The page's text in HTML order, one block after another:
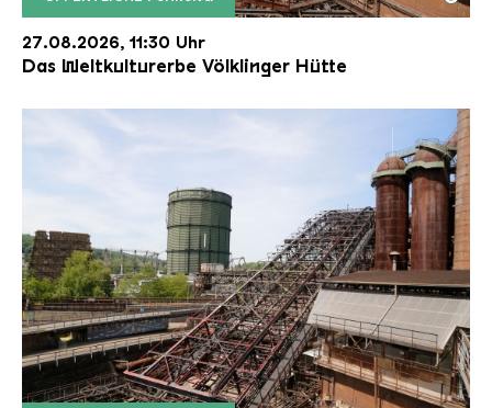
Der Erzschrägaufzug der Völklinger Hütte mit
Copyright: Weltkulturerbe Völklinger Hütte | Karl
27.08.2026, 11:30 Uhr
Das Weltkulturerbe Völklinger Hütte